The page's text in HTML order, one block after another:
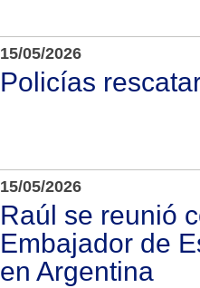
15/05/2026
Policías
15/05/2026
Raúl se reunió
Embajador de
en Argentina